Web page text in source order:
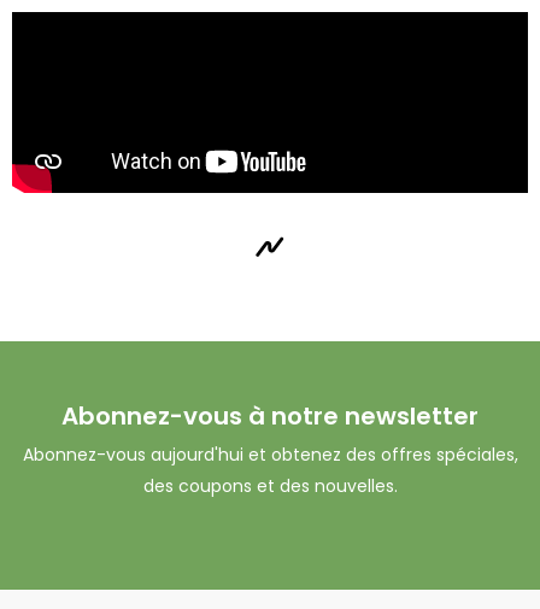
Abonnez-vous à notre newsletter
Abonnez-vous aujourd'hui et obtenez des offres spéciales,
des coupons et des nouvelles.